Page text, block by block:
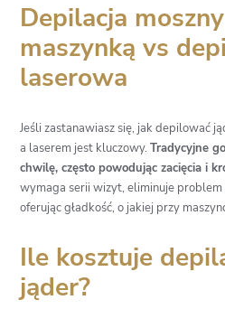
Depilacja
maszynką vs
laserowa
Jeśli zastanawiasz się, jak depilować
a laserem jest kluczowy.Tradycyjne
chwilę, często powodując zacięcia i
wymaga serii wizyt, eliminuje problem
oferując gładkość, o jakiej przy
Ile kosztuje
jąder?